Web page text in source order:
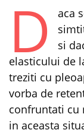
D
aca
si
elasticului de
treziti cu
vorba de
confruntati cu
in aceasta